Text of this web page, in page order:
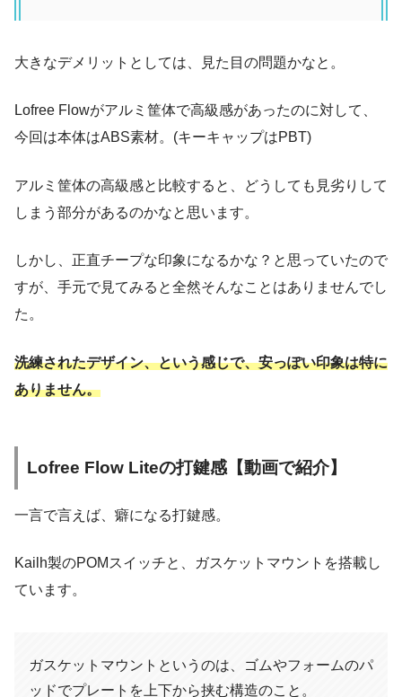
大きなデメリットとしては、見た目の問題かなと。
Lofree Flowがアルミ筐体で高級感があったのに対して、
今回は本体はABS素材。(キーキャップはPBT)
アルミ筐体の高級感と比較すると、どうしても見劣りして
しまう部分があるのかなと思います。
しかし、正直チープな印象になるかな？と思っていたので
すが、手元で見てみると全然そんなことはありませんでし
た。
洗練されたデザイン、という感じで、安っぽい印象は特に
ありません。
Lofree Flow Liteの打鍵感【動画で紹介】
一言で言えば、癖になる打鍵感。
Kailh製のPOMスイッチと、ガスケットマウントを搭載し
ています。
ガスケットマウントというのは、ゴムやフォームのパ
ッドでプレートを上下から挟む構造のこと。